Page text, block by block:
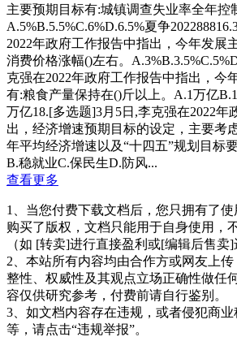
主要预期⽬标有:城镇调查失业率全年控
A.5%B.5.5%C.6%D.6.5%夏争
2022年政府⼯作报告中指出，今年发展
消费价格涨幅()左右。
克强在2022年政府⼯作报告中指出，今
有:粮⻝产量保持在()⽄以上。A.1万亿
万亿18.[多选题]3⽉5⽇,李克强在2022年
出，经济增速预期⽬标的设定，主要考
年平均经济增速以及“⼗四五”规划⽬标
B.稳就业C.保⺠⽣D.防⻛...
查看更多
1、当您付费下载文档后，您只拥有了
购买了版权，文档只能用于自身使用，
（如 [转卖]进行直接盈利或[编辑后售卖]
2、本站所有内容均由合作方或网友上
整性、权威性及其观点立场正确性做任
容仅供研究参考，付费前请自行鉴别。
3、如文档内容存在违规，或者侵犯商
等，请点击“违规举报”。